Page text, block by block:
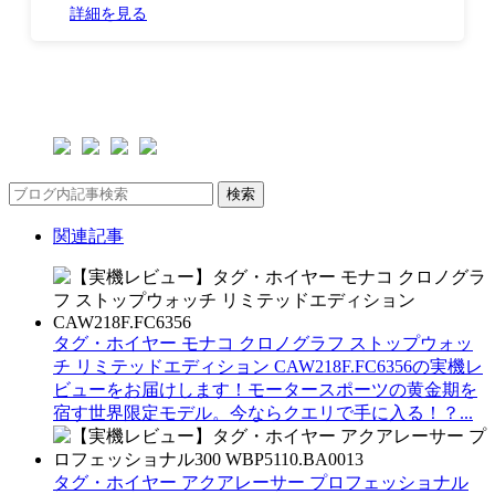
詳細を見る
検索
関連記事
タグ・ホイヤー モナコ クロノグラフ ストップウォッ
チ リミテッドエディション CAW218F.FC6356の実機レ
ビューをお届けします！モータースポーツの黄金期を
宿す世界限定モデル。今ならクエリで手に入る！？...
タグ・ホイヤー アクアレーサー プロフェッショナル